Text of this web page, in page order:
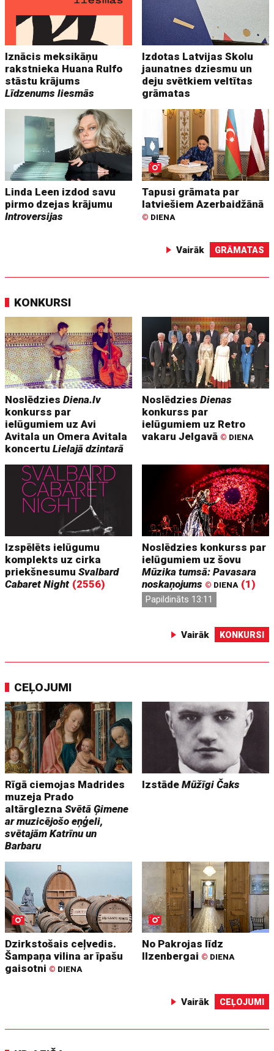
Iznācis meksikāņu
rakstnieka Huana Rulfo
stāstu krājums
Līdzenums liesmās
Izdotas Latvijas Skolu
jaunatnes dziesmu un
deju svētkiem veltītas
grāmatas
Linda Leen izdod savu
pirmo dzejas krājumu
Introversijas
Tapusi grāmata par
latviešiem Azerbaidžānā
© DIENA
Vairāk GRĀMATAS
KONKURSI
NoslēdziesDiena.lv
konkurss par
ielūgumiem uz Avi
Avitala un Omera Avitala
koncertuLielajā dzintarā
NoslēdziesDienas
konkurss par
ielūgumiem uz Retro
vakaru Jelgavā © DIENA
Izspēlēts ielūgumu
komplekts uz cirka
priekšnesumuSvalbard
Cabaret Night (2556)
Noslēdzies konkurss par
ielūgumiem uz šovu
Mūzika tumsā: Pavasara
noskaņojums © DIENA (1)
Papildināts 13:11
Vairāk KONKURSI
CEĻOJUMI
Rīgā ciemojas Madrides
muzeja Prado
altārgleznaSvētā Ģimene
ar muzicējošo eņģeli,
svētajām Katrīnu un
Barbaru
IzstādeMūžīgi Čaks
Dzirkstošais ceļvedis.
Šampaņa vilina ar īpašu
gaisotni © DIENA
No Pakrojas līdz
Ilzenbergai © DIENA
Vairāk CEĻOJUMI